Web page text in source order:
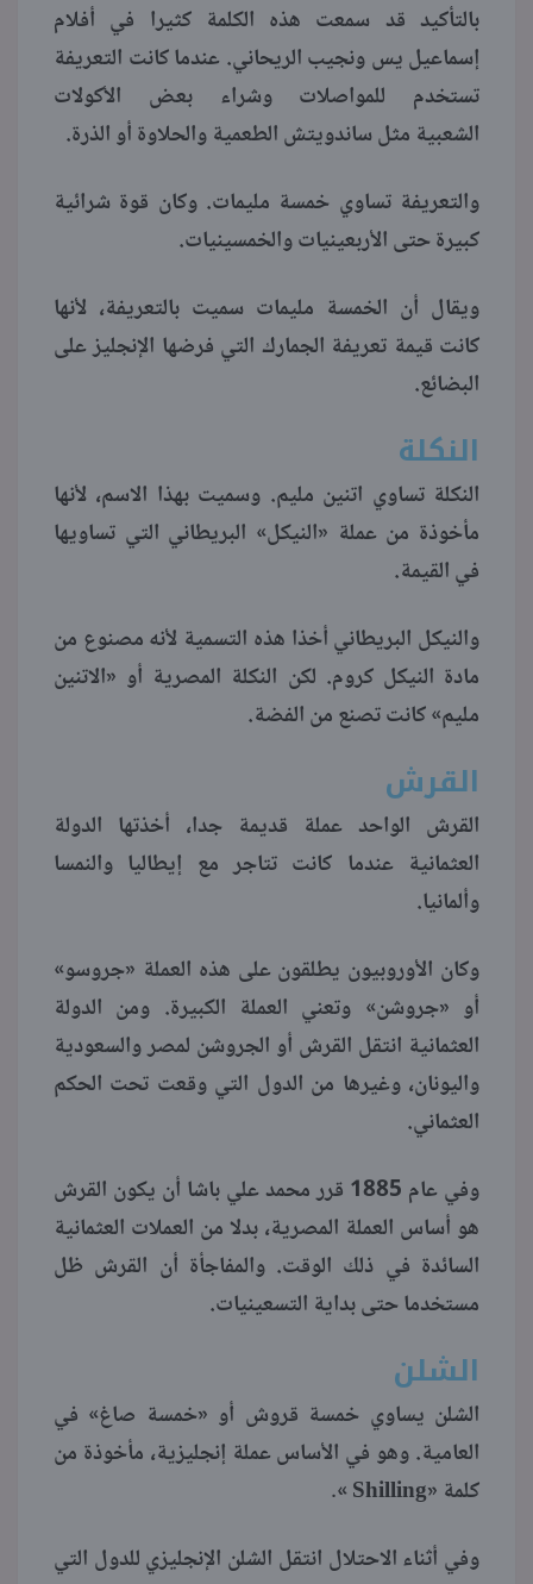
بالتأكيد قد سمعت هذه الكلمة كثيرا في أفلام
إسماعيل يس ونجيب الريحاني. عندما كانت التعريفة
تستخدم للمواصلات وشراء بعض الأكولات
الشعبية مثل ساندويتش الطعمية والحلاوة أو الذرة.
والتعريفة تساوي خمسة مليمات. وكان قوة شرائية
كبيرة حتى الأربعينيات والخمسينيات.
ويقال أن الخمسة مليمات سميت بالتعريفة، لأنها
كانت قيمة تعريفة الجمارك التي فرضها الإنجليز على
البضائع.
النكلة
النكلة تساوي اتنين مليم. وسميت بهذا الاسم، لأنها
مأخوذة من عملة «النيكل» البريطاني التي تساويها
في القيمة.
والنيكل البريطاني أخذا هذه التسمية لأنه مصنوع من
مادة النيكل كروم. لكن النكلة المصرية أو «الاتنين
مليم» كانت تصنع من الفضة.
القرش
القرش الواحد عملة قديمة جدا، أخذتها الدولة
العثمانية عندما كانت تتاجر مع إيطاليا والنمسا
وألمانيا.
وكان الأوروبيون يطلقون على هذه العملة «جروسو»
أو «جروشن» وتعني العملة الكبيرة. ومن الدولة
العثمانية انتقل القرش أو الجروشن لمصر والسعودية
واليونان، وغيرها من الدول التي وقعت تحت الحكم
العثماني.
وفي عام 1885 قرر محمد علي باشا أن يكون القرش
هو أساس العملة المصرية، بدلا من العملات العثمانية
السائدة في ذلك الوقت. والمفاجأة أن القرش ظل
مستخدما حتى بداية التسعينيات.
الشلن
الشلن يساوي خمسة قروش أو «خمسة صاغ» في
العامية. وهو في الأساس عملة إنجليزية، مأخوذة من
كلمة «Shilling ».
وفي أثناء الاحتلال انتقل الشلن الإنجليزي للدول التي